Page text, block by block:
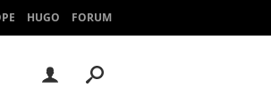
HUGO FORUM